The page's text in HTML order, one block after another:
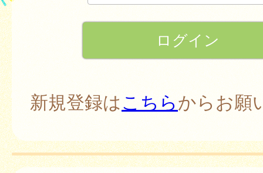
新規登録はこちらからお願